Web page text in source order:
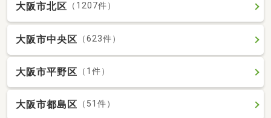
大阪市北区 （1207件）
大阪市中央区 （623件）
大阪市平野区 （1件）
大阪市都島区 （51件）